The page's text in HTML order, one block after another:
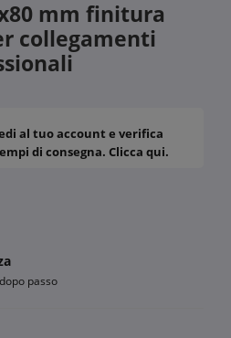
mm finitura
collegamenti
al tuo account e verifica
di consegna. Clicca qui.
passo